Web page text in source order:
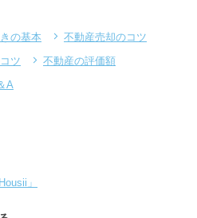
の基本
不動産売却のコツ
ツ
不動産の評価額
A
」